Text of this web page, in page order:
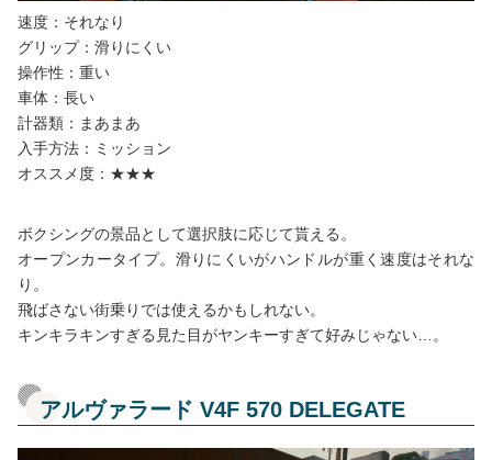
速度：それなり
グリップ：滑りにくい
操作性：重い
車体：長い
計器類：まあまあ
入手方法：ミッション
オススメ度：★★★
ボクシングの景品として選択肢に応じて貰える。
オープンカータイプ。滑りにくいがハンドルが重く速度はそれな
り。
飛ばさない街乗りでは使えるかもしれない。
キンキラキンすぎる見た目がヤンキーすぎて好みじゃない…。
アルヴァラード V4F 570 DELEGATE